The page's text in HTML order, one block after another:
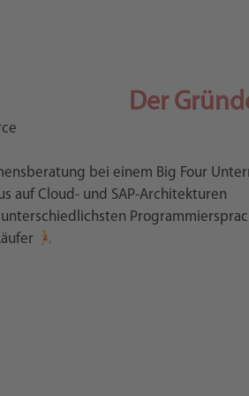
Der
bei einem Big Four
auf Cloud- und SAP-Architekturen